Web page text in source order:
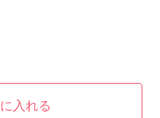
入れる